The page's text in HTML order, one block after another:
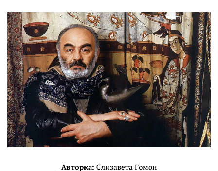
Авторка: Єлизавета Гомон